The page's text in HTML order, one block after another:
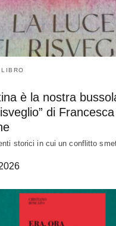
è la nostra
di
storici in cui un conflitto